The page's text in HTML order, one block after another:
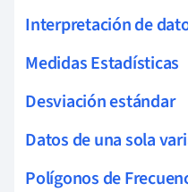
Interpretación de
Medidas Estadísticas
Desviación estándar
Datos de una sola
Polígonos de